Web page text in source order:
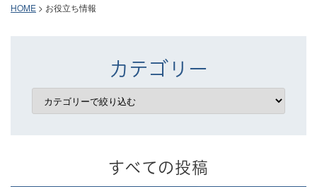
HOME > お役立ち情報
カテゴリー
すべての投稿